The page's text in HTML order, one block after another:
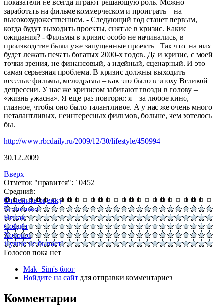
показатели не всегда играют решающую роль. Можно
заработать на фильме коммерческом и проиграть – на
высокохудожественном. - Следующий год станет первым,
когда будут выходить проекты, снятые в кризис. Какие
ожидания? - Фильмы в кризис особо не начинались, в
производстве были уже запущенные проекты. Так что, на них
будет лежать печать богатых 2000-х годов. Да и кризис, с моей
точки зрения, не финансовый, а идейный, сценарный. И это
самая серьезная проблема. В кризис должны выходить
веселые фильмы, мелодрамы – как это было в эпоху Великой
депрессии. У нас же кризисом забивают гвозди в голову –
«жизнь ужасна». Я еще раз повторю: я – за любое кино,
главное, чтобы оно было талантливое. А у нас же очень много
неталантливых, неинтересных фильмов, больше, чем хотелось
бы.
http://www.rbcdaily.ru/2009/12/30/lifestyle/450994
30.12.2009
Вверх
Отметок "нравится": 10452
Средний:
Отменить оценку
Бедненько
Никак
Сойдёт
Хорошо
Лучше не бывает!
Голосов пока нет
Mak_Sim's блог
Войдите на сайт для отправки комментариев
Комментарии